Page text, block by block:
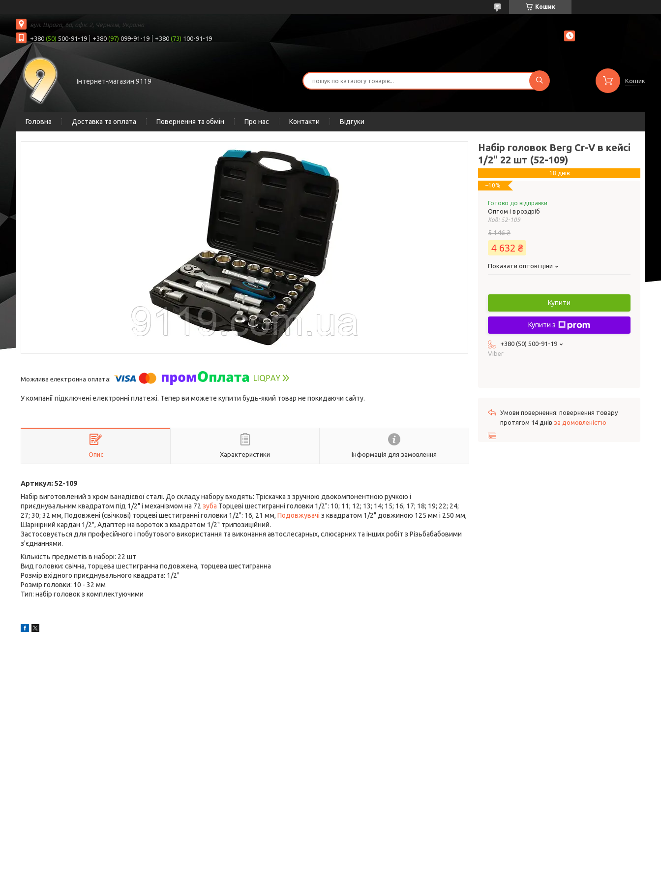
Кошик
вул. Шрага, 6а, офіс 2, Чернігів, Україна
+380 (50) 500-91-19 +380 (97) 099-91-19 +380 (73) 100-91-19
Інтернет-магазин 9119 Кошик
Головна Доставка та оплата Повернення та обмін Про нас Контакти Відгуки
У компанії підключені електронні платежі. Тепер ви можете купити будь-який товар не покидаючи сайту.
Опис Характеристики Інформація для замовлення
Артикул: 52-109
Набір виготовлений з хром ванадієвої сталі. До складу набору входять: Тріскачка з зручною двокомпонентною ручкою і
приєднувальним квадратом під 1/2" і механізмом на 72 зуба Торцеві шестигранні головки 1/2": 10; 11; 12; 13; 14; 15; 16; 17; 18; 19; 22; 24;
27; 30; 32 мм, Подовжені (свічкові) торцеві шестигранні головки 1/2": 16, 21 мм, Подовжувачі з квадратом 1/2" довжиною 125 мм і 250 мм,
Шарнірний кардан 1/2", Адаптер на вороток з квадратом 1/2" трипозиційний.
Застосовується для професійного і побутового використання та виконання автослесарных, слюсарних та інших робіт з Різьбабабовими
з'єднаннями.
Кількість предметів в наборі: 22 шт
Вид головки: свічна, торцева шестигранна подовжена, торцева шестигранна
Розмір вхідного приєднувального квадрата: 1/2"
Розмір головки: 10 - 32 мм
Тип: набір головок з комплектуючими
Набір головок Berg Cr-V в кейсі
1/2" 22 шт (52-109)
18 днів
–10%
Готово до відправки
Оптом і в роздріб
Код: 52-109
5 146 ₴
4 632 ₴
Показати оптові ціни
Купити
Купити з
+380 (50) 500-91-19
Viber
повернення товару
протягом 14 днів за домовленістю